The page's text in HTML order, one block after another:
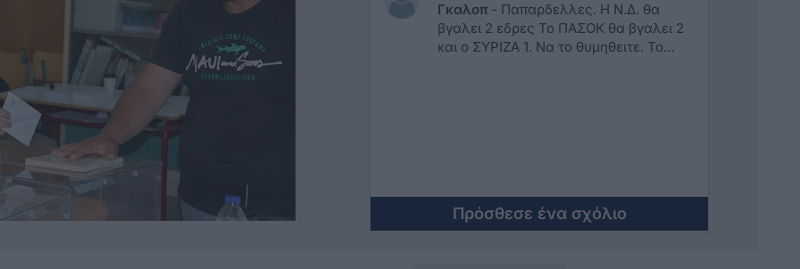
Γκαλοπ - Παπαρδελλες. Η Ν.Δ. θα
βγαλει 2 εδρες Το ΠΑΣΟΚ θα βγαλει 2
και ο ΣΥΡΙΖΑ 1. Να το θυμηθειτε. Το
Πρόσθεσε ένα σχόλιο